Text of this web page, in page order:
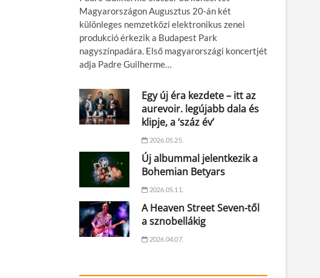
Magyarországon Augusztus 20-án két
különleges nemzetközi elektronikus zenei
produkció érkezik a Budapest Park
nagyszínpadára. Első magyarországi koncertjét
adja Padre Guilherme…
Egy új éra kezdete – itt az
aurevoir. legújabb dala és
klipje, a ‘száz év’
2026.05.25.
Új albummal jelentkezik a
Bohemian Betyars
2026.05.11.
A Heaven Street Seven-től
a sznobellákig
2026.04.07.